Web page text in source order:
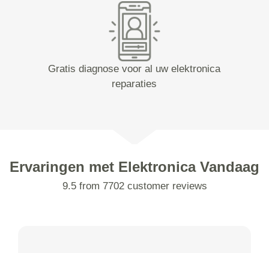
Gratis diagnose voor al uw elektronica
reparaties
Ervaringen met Elektronica Vandaag
9.5 from 7702 customer reviews